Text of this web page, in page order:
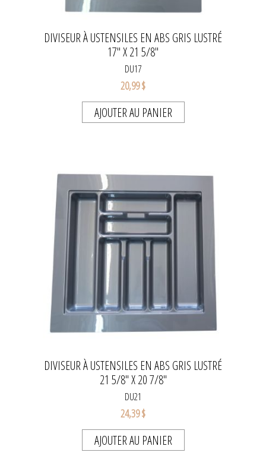
DIVISEUR À USTENSILES EN ABS GRIS LUSTRÉ
17" X 21 5/8"
DU17
20,99 $
AJOUTER AU PANIER
DIVISEUR À USTENSILES EN ABS GRIS LUSTRÉ
21 5/8" X 20 7/8"
DU21
24,39 $
AJOUTER AU PANIER